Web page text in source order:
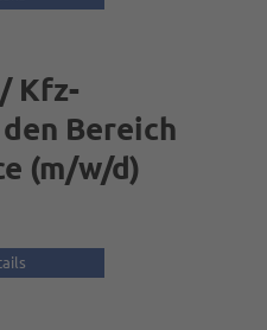
Kfz-
Bereich
(m/w/d)